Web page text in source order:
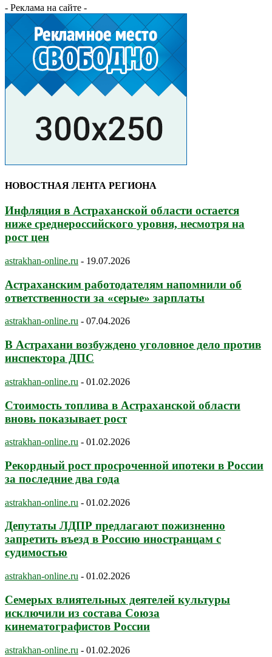
- Реклама на сайте -
НОВОСТНАЯ ЛЕНТА РЕГИОНА
Инфляция в Астраханской области остается
ниже среднероссийского уровня, несмотря на
рост цен
astrakhan-online.ru - 19.07.2026
Астраханским работодателям напомнили об
ответственности за «серые» зарплаты
astrakhan-online.ru - 07.04.2026
В Астрахани возбуждено уголовное дело против
инспектора ДПС
astrakhan-online.ru - 01.02.2026
Стоимость топлива в Астраханской области
вновь показывает рост
astrakhan-online.ru - 01.02.2026
Рекордный рост просроченной ипотеки в России
за последние два года
astrakhan-online.ru - 01.02.2026
Депутаты ЛДПР предлагают пожизненно
запретить въезд в Россию иностранцам с
судимостью
astrakhan-online.ru - 01.02.2026
Семерых влиятельных деятелей культуры
исключили из состава Союза
кинематографистов России
astrakhan-online.ru - 01.02.2026